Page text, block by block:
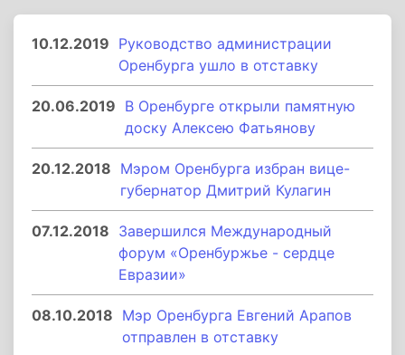
10.12.2019 Руководство администрации
Оренбурга ушло в отставку
20.06.2019 В Оренбурге открыли памятную
доску Алексею Фатьянову
20.12.2018 Мэром Оренбурга избран вице-
губернатор Дмитрий Кулагин
07.12.2018 Завершился Международный
форум «Оренбуржье - сердце
Евразии»
08.10.2018 Мэр Оренбурга Евгений Арапов
отправлен в отставку